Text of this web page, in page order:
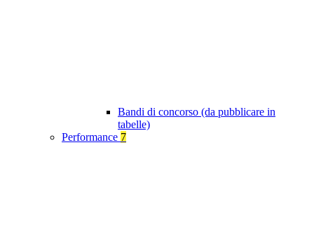
Bandi di concorso (da pubblicare in
tabelle)
Performance 7